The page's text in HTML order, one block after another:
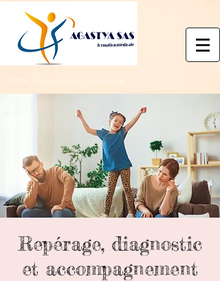
Votre Formation médicale
Repérage, diagnostic
et accompagnement